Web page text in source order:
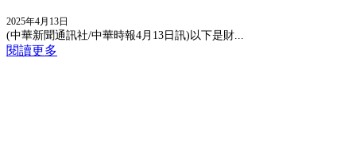
2025年4月13日
(中華新聞通訊社/中華時報4月13日訊)​以下是財...
閱讀更多